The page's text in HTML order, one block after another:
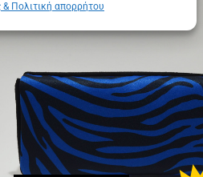
Πολιτική απορρήτου